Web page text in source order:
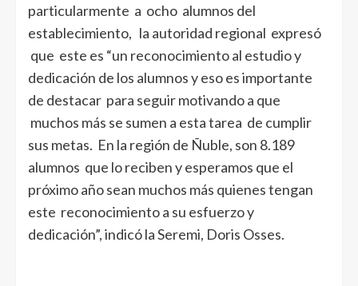
particularmente a ocho alumnos del
establecimiento, la autoridad regional expresó
que este es “un reconocimiento al estudio y
dedicación de los alumnos y eso es importante
de destacar para seguir motivando a que
muchos más se sumen a esta tarea de cumplir
sus metas. En la región de Ñuble, son 8.189
alumnos que lo reciben y esperamos que el
próximo año sean muchos más quienes tengan
este reconocimiento a su esfuerzo y
dedicación”, indicó la Seremi, Doris Osses.